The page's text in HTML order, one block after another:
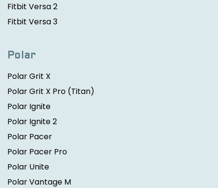
Fitbit Versa 2
Fitbit Versa 3
Polar
Polar Grit X
Polar Grit X Pro (Titan)
Polar Ignite
Polar Ignite 2
Polar Pacer
Polar Pacer Pro
Polar Unite
Polar Vantage M